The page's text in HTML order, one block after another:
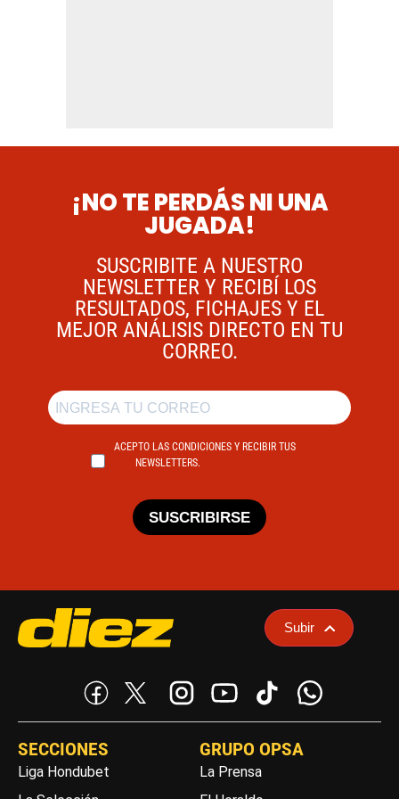
¡NO TE PERDÁS NI UNA
JUGADA!
SUSCRIBITE A NUESTRO
NEWSLETTER Y RECIBÍ LOS
RESULTADOS, FICHAJES Y EL
MEJOR ANÁLISIS DIRECTO EN TU
CORREO.
ACEPTO LAS CONDICIONES Y RECIBIR TUS
NEWSLETTERS.
SUSCRIBIRSE
Subir
SECCIONES
Liga Hondubet
GRUPO OPSA
La Prensa